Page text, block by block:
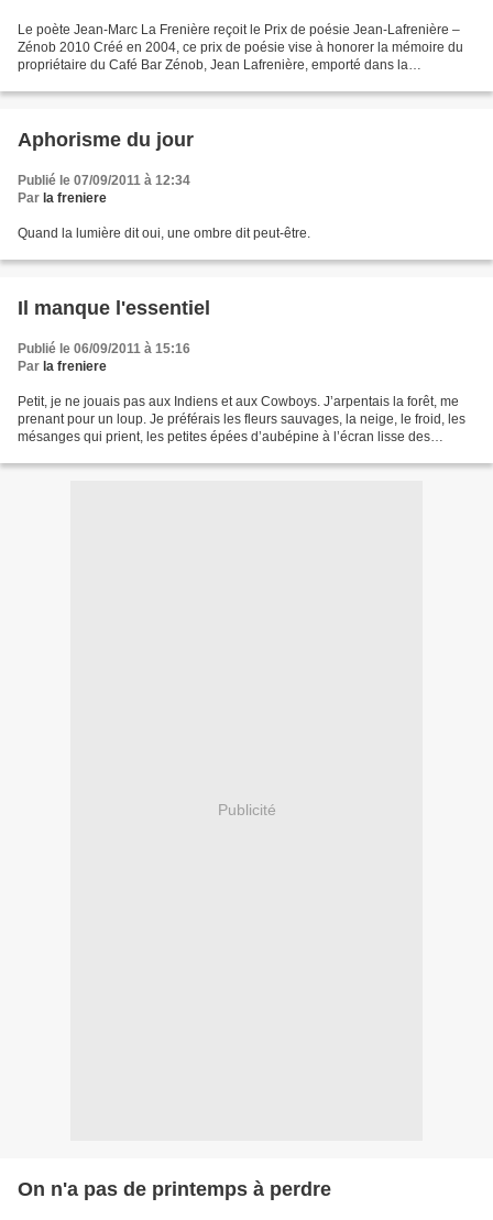
Le poète Jean-Marc La Frenière reçoit le Prix de poésie Jean-Lafrenière –
Zénob 2010 Créé en 2004, ce prix de poésie vise à honorer la mémoire du
propriétaire du Café Bar Zénob, Jean Lafrenière, emporté dans la
Aphorisme du jour
Publié le 07/09/2011 à 12:34
Par la freniere
Quand la lumière dit oui, une ombre dit peut-être.
Il manque l'essentiel
Publié le 06/09/2011 à 15:16
Par la freniere
Petit, je ne jouais pas aux Indiens et aux Cowboys. J’arpentais la forêt, me
prenant pour un loup. Je préférais les fleurs sauvages, la neige, le froid, les
mésanges qui prient, les petites épées d’aubépine à l’écran lisse des
Publicité
On n'a pas de printemps à perdre